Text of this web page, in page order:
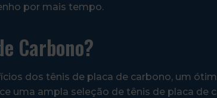
por mais tempo.
Carbono?
dos tênis de placa de carbono, um
uma ampla seleção de tênis de placa de